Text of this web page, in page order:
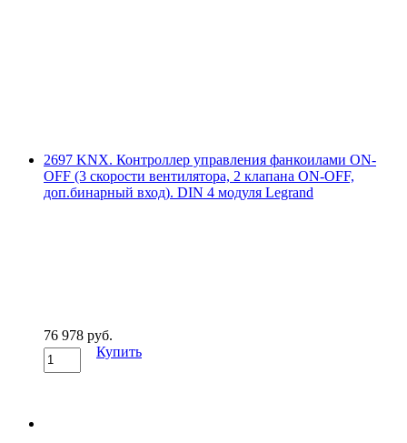
2697 KNX. Контроллер управления фанкоилами ON-
OFF (3 скорости вентилятора, 2 клапана ON-OFF,
доп.бинарный вход). DIN 4 модуля Legrand
76 978 руб.
Купить